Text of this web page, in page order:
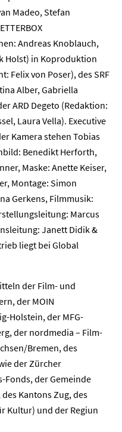
Madeo, Stefan
Andreas Knoblauch,
Holst) in Koproduktion
Felix von Poser), des SRF
Alber, Gabriella
ARD Degeto (Redaktion:
Laura Vella). Executive
Kamera stehen Tobias
Benedikt Herforth,
Maske: Anette Keiser,
Montage: Simon
Gerkens, Filmmusik:
Marcus
Janett Didik &
liegt bei Global
der Film- und
der MOIN
Holstein, der MFG-
der nordmedia – Film-
Bremen, des
der Zürcher
der Gemeinde
Kantons Zug, des
Kultur) und der Regiun